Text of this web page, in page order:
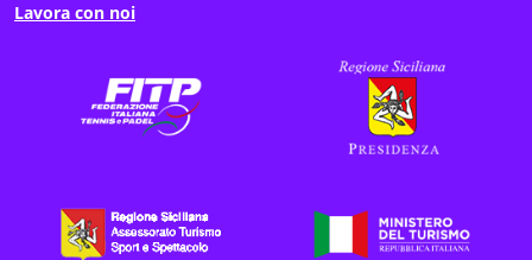
Lavora con noi